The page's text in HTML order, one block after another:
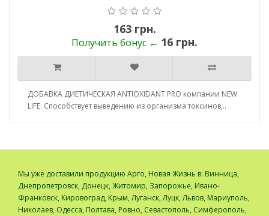
163 грн.
Получить бонус ← 16 грн.
ДОБАВКА ДИЕТИЧЕСКАЯ ANTIOXIDANT PRO компании NEW
LIFE. Способствует выведению из организма токсинов,..
Мы уже доставили продукцию Арго, Новая Жизнь в: Винница,
Днепропетровск, Донецк, Житомир, Запорожье, Ивано-
Франковск, Кировоград, Крым, Луганск, Луцк, Львов, Мариуполь,
Николаев, Одесса, Полтава, Ровно, Севастополь, Симферополь,